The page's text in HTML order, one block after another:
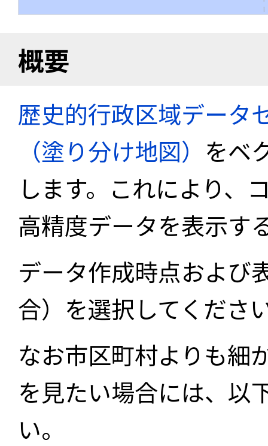
概要
歴史的行政区域データ
（塗り分け地図） をベ
します。これにより、
高精度データを表示す
データ作成時点および
合）を選択してくださ
なお市区町村よりも細
を見たい場合には、以
い。